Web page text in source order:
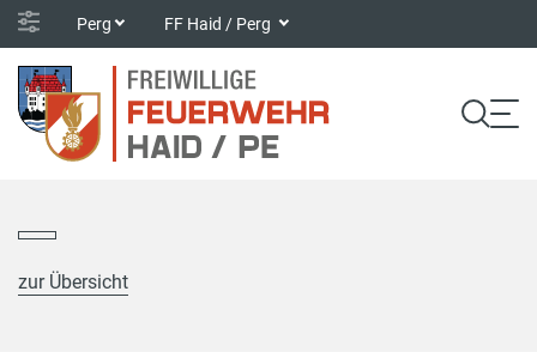
Perg FF Haid / Perg
zur Übersicht